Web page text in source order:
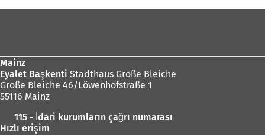
Mainz
Eyalet Başkenti Stadthaus Große Bleiche
Große Bleiche 46/Löwenhofstraße 1
55116 Mainz
115 - İdari kurumların çağrı numarası
Hızlı erişim